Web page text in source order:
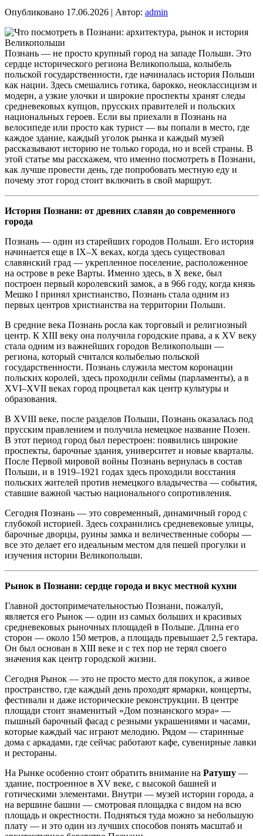
Опубликовано 17.06.2026 | Автор: admin
Познань — не просто крупный город на западе Польши. Это
сердце исторического региона Великопольша, колыбель
польской государственности, где начиналась история Польши
как нации. Здесь смешались готика, барокко, неоклассицизм и
модерн, а узкие улочки и широкие проспекты хранят следы
средневековых купцов, прусских правителей и польских
национальных героев. Если вы приехали в Познань на
велосипеде или просто как турист — вы попали в место, где
каждое здание, каждый уголок рынка и каждый музей
рассказывают историю не только города, но и всей страны. В
этой статье мы расскажем, что именно посмотреть в Познани,
как лучше провести день, где попробовать местную еду и
почему этот город стоит включить в свой маршрут.
История Познани: от древних славян до современного
города
Познань — один из старейших городов Польши. Его история
начинается еще в IX–X веках, когда здесь существовал
славянский град — укрепленное поселение, расположенное
на острове в реке Варты. Именно здесь, в X веке, был
построен первый королевский замок, а в 966 году, когда князь
Мешко I принял христианство, Познань стала одним из
первых центров христианства на территории Польши.
В средние века Познань росла как торговый и религиозный
центр. К XIII веку она получила городские права, а к XV веку
стала одним из важнейших городов Великопольши —
региона, который считался колыбелью польской
государственности. Познань служила местом коронации
польских королей, здесь проходили сеймы (парламенты), а в
XVI–XVII веках город процветал как центр культуры и
образования.
В XVIII веке, после разделов Польши, Познань оказалась под
прусским правлением и получила немецкое название Позен.
В этот период город был перестроен: появились широкие
проспекты, барочные здания, университет и новые кварталы.
После Первой мировой войны Познань вернулась в состав
Польши, и в 1919–1921 годах здесь проходили восстания
польских жителей против немецкого владычества — события,
ставшие важной частью национального сопротивления.
Сегодня Познань — это современный, динамичный город с
глубокой историей. Здесь сохранились средневековые улицы,
барочные дворцы, руины замка и величественные соборы —
все это делает его идеальным местом для пешей прогулки и
изучения истории Великопольши.
Рынок в Познани: сердце города и вкус местной кухни
Главной достопримечательностью Познани, пожалуй,
является его Рынок — один из самых больших и красивых
средневековых рыночных площадей в Польше. Длина его
сторон — около 150 метров, а площадь превышает 2,5 гектара.
Он был основан в XIII веке и с тех пор не терял своего
значения как центр городской жизни.
Сегодня Рынок — это не просто место для покупок, а живое
пространство, где каждый день проходят ярмарки, концерты,
фестивали и даже исторические реконструкции. В центре
площади стоит знаменитый «Дом познанского мэра» —
пышный барочный фасад с резными украшениями и часами,
которые каждый час играют мелодию. Рядом — старинные
дома с аркадами, где сейчас работают кафе, сувенирные лавки
и рестораны.
На Рынке особенно стоит обратить внимание на Ратушу —
здание, построенное в XV веке, с высокой башней и
готическими элементами. Внутри — музей истории города, а
на вершине башни — смотровая площадка с видом на всю
площадь и окрестности. Подняться туда можно за небольшую
плату — и это один из лучших способов понять масштаб и